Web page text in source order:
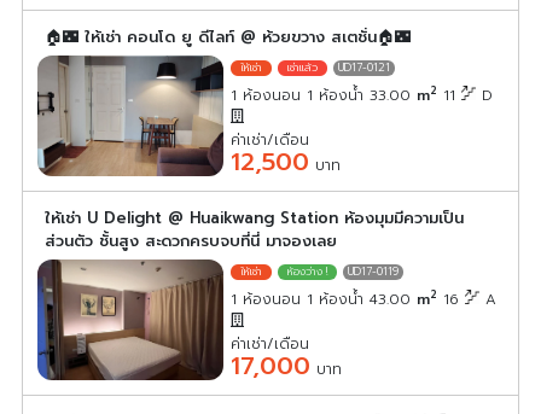
🏠🌃 ให้เช่า คอนโด ยู ดีไลท์ @ ห้วยขวาง สเตชั่น🏠🌃
UD17-0121
1 ห้องนอน 1 ห้องน้ำ 33.00 m2 11 D
ค่าเช่า/เดือน
12,500 บาท
ให้เช่า U Delight @ Huaikwang Station ห้องมุมมีความเป็น
ส่วนตัว ชั้นสูง สะดวกครบจบที่นี่ มาจองเลย
UD17-0119
1 ห้องนอน 1 ห้องน้ำ 43.00 m2 16 A
ค่าเช่า/เดือน
17,000 บาท